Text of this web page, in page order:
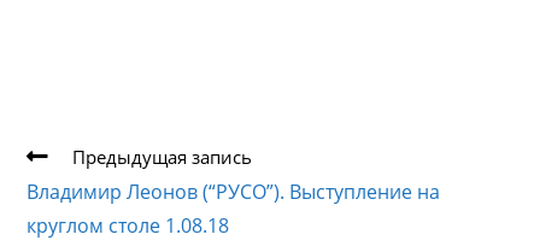
Еще
статьи
Предыдущая запись
Владимир Леонов (“РУСО”). Выступление на
круглом столе 1.08.18